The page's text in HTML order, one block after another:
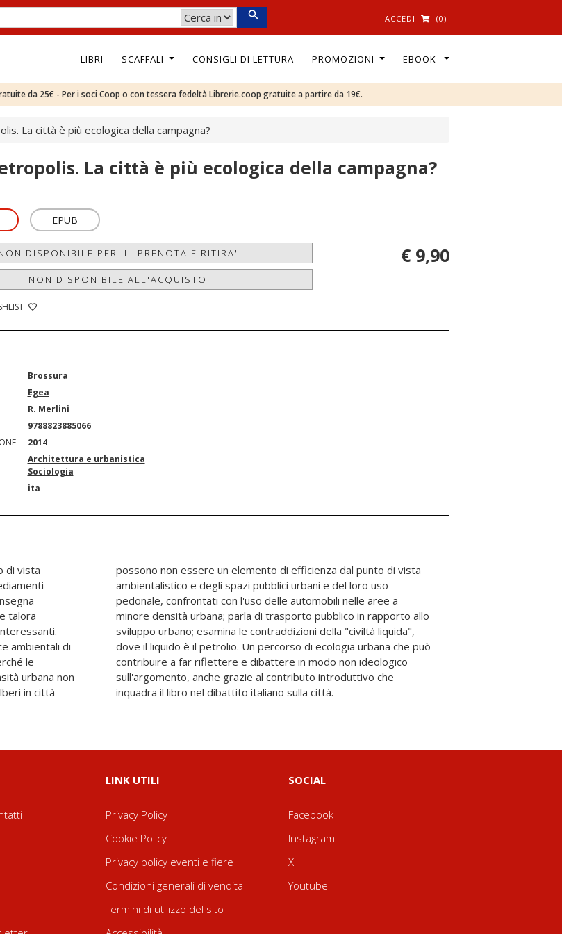
ACCEDI (0)
LIBRI SCAFFALI CONSIGLI DI LETTURA PROMOZIONI EBOOK
da 25€ - Per i soci Coop o con tessera fedeltà Librerie.coop gratuite a partire da 19€.
La città è più ecologica della campagna?
La città è più ecologica della campagna?
EPUB
DISPONIBILE PER IL 'PRENOTA E RITIRA'
NON DISPONIBILE ALL'ACQUISTO
€ 9,90
Brossura
Egea
R. Merlini
9788823885066
2014
Architettura e urbanistica
Sociologia
ita
di vista
talora
ambientali di
le
urbana non
in città
di vista
loro uso
aree a
allo
liquida",
che può
che
inquadra il libro nel dibattito italiano sulla città.
LINK UTILI
Privacy Policy
Cookie Policy
Privacy policy eventi e fiere
Condizioni generali di vendita
Termini di utilizzo del sito
SOCIAL
Facebook
Instagram
X
Youtube